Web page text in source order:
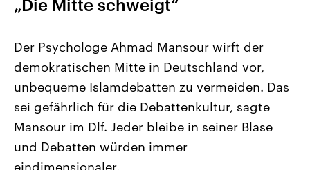
Landtagswahl Sachsen-Anhalt
2026
Alle Informationen
Sachsen-Anhalt wählt am 6.
September 2026 einen neuen
Bundesland von einer Koalition aus
USA
Aktuelle Beiträge,
Hintergründe
Wirtschaftlich und
gehören die Vereinigten
„Die Mitte schweigt“
Der Psychologe Ahmad Mansour wirft der
demokratischen Mitte in Deutschland vor,
unbequeme Islamdebatten zu vermeiden. Das
sei gefährlich für die Debattenkultur, sagte
Mansour im Dlf. Jeder bleibe in seiner Blase
und Debatten würden immer
eindimensionaler.